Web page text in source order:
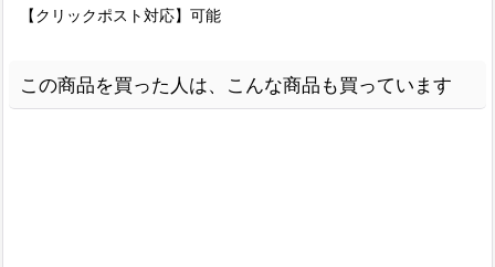
【クリックポスト対応】可能
この商品を買った人は、こんな商品も買っています